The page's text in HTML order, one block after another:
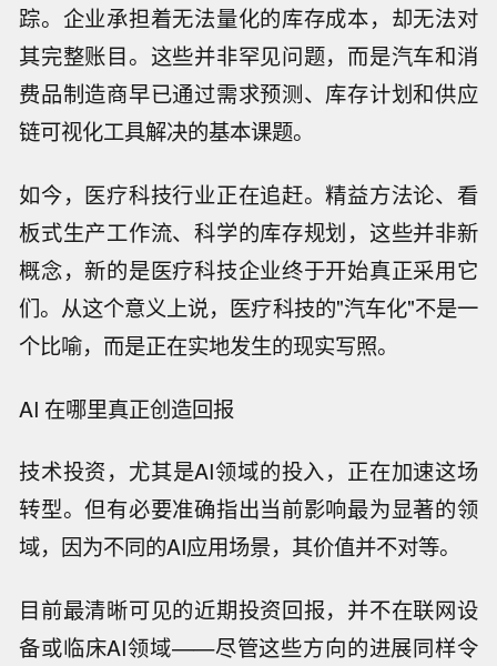
踪。企业承担着无法量化的库存成本，却无法对
其完整账目。这些并非罕见问题，而是汽车和消
费品制造商早已通过需求预测、库存计划和供应
链可视化工具解决的基本课题。
如今，医疗科技行业正在追赶。精益方法论、看
板式生产工作流、科学的库存规划，这些并非新
概念，新的是医疗科技企业终于开始真正采用它
们。从这个意义上说，医疗科技的"汽车化"不是一
个比喻，而是正在实地发生的现实写照。
AI 在哪里真正创造回报
技术投资，尤其是AI领域的投入，正在加速这场
转型。但有必要准确指出当前影响最为显著的领
域，因为不同的AI应用场景，其价值并不对等。
目前最清晰可见的近期投资回报，并不在联网设
备或临床AI领域——尽管这些方向的进展同样令